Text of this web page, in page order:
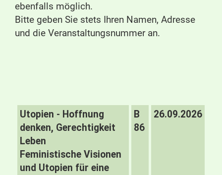
ebenfalls möglich.
Bitte geben Sie stets Ihren Namen, Adresse
und die Veranstaltungsnummer an.
Utopien - Hoffnung
denken, Gerechtigkeit
Leben
Feministische Visionen
und Utopien für eine
B
86
26.09.2026